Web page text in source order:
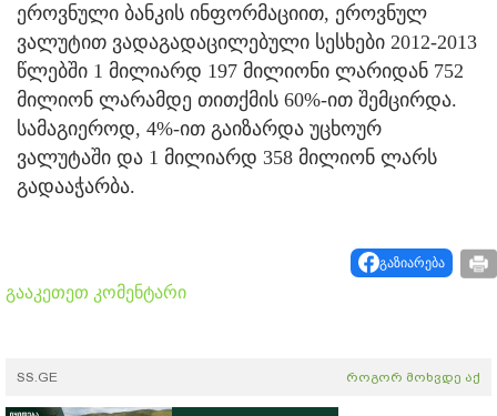
ეროვნული ბანკის ინფორმაციით, ეროვნულ
ვალუტით ვადაგადაცილებული სესხები 2012-2013
წლებში 1 მილიარდ 197 მილიონი ლარიდან 752
მილიონ ლარამდე თითქმის 60%-ით შემცირდა.
სამაგიეროდ, 4%-ით გაიზარდა უცხოურ
ვალუტაში და 1 მილიარდ 358 მილიონ ლარს
გადააჭარბა.
გაზიარება
გააკეთეთ კომენტარი
SS.GE როგორ მოხვდე აქ